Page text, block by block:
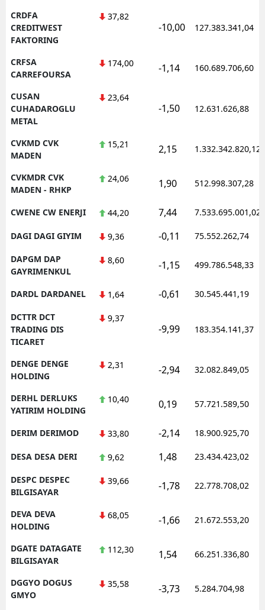
CRDFA
CREDITWEST
FAKTORING
37,82
-10,00 127.383.341,04
CRFSA
CARREFOURSA
174,00 -1,14 160.689.706,60
CUSAN
CUHADAROGLU
METAL
23,64
-1,50 12.631.626,88
CVKMD CVK
MADEN
15,21 2,15 1.332.342.820,12
CVKMDR CVK
MADEN - RHKP
24,06 1,90 512.998.307,28
CWENE CW ENERJI 44,20 7,44 7.533.695.001,02
DAGI DAGI GIYIM 9,36 -0,11 75.552.262,74
DAPGM DAP
GAYRIMENKUL
8,60 -1,15 499.786.548,33
DARDL DARDANEL 1,64 -0,61 30.545.441,19
DCTTR DCT
TRADING DIS
TICARET
9,37
-9,99 183.354.141,37
DENGE DENGE
HOLDING
2,31 -2,94 32.082.849,05
DERHL DERLUKS
YATIRIM HOLDING
10,40 0,19 57.721.589,50
DERIM DERIMOD 33,80 -2,14 18.900.925,70
DESA DESA DERI 9,62 1,48 23.434.423,02
DESPC DESPEC
BILGISAYAR
39,66 -1,78 22.778.708,02
DEVA DEVA
HOLDING
68,05 -1,66 21.672.553,20
DGATE DATAGATE
BILGISAYAR
112,30 1,54 66.251.336,80
DGGYO DOGUS
GMYO
35,58 -3,73 5.284.704,98